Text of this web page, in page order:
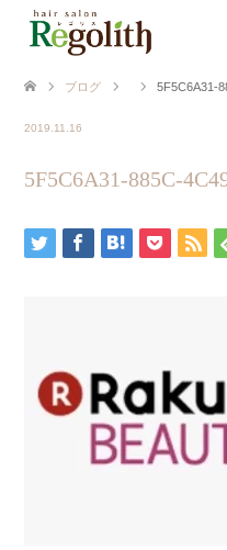
ブログ 5F5C6A31-
2019.11.16
5F5C6A31-885C-